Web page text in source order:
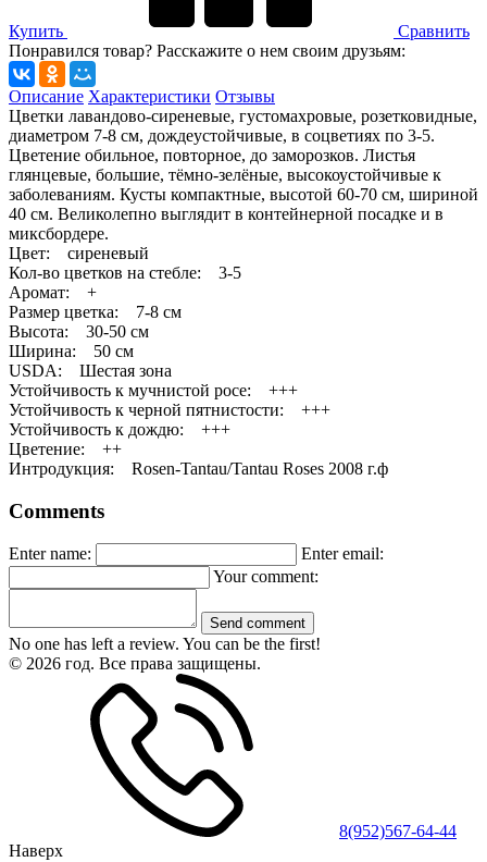
Купить
Сравнить
Понравился товар? Расскажите о нем своим друзьям:
Описание Характеристики Отзывы
Цветки лавандово-сиреневые, густомахровые, розетковидные,
диаметром 7-8 см, дождеустойчивые, в соцветиях по 3-5.
Цветение обильное, повторное, до заморозков. Листья
глянцевые, большие, тёмно-зелёные, высокоустойчивые к
заболеваниям. Кусты компактные, высотой 60-70 см, шириной
40 см. Великолепно выглядит в контейнерной посадке и в
миксбордере.
Цвет: сиреневый
Кол-во цветков на стебле: 3-5
Аромат: +
Размер цветка: 7-8 см
Высота: 30-50 см
Ширина: 50 см
USDA: Шестая зона
Устойчивость к мучнистой росе: +++
Устойчивость к черной пятнистости: +++
Устойчивость к дождю: +++
Цветение: ++
Интродукция: Rosen-Tantau/Tantau Roses 2008 г.ф
Comments
Enter name:
Enter email:
Your comment:
Send comment
No one has left a review. You can be the first!
© 2026 год. Все права защищены.
8(952)567-64-44
Наверх